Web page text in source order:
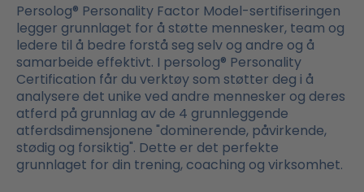
Persolog® Personality Factor Model-sertifiseringen
legger grunnlaget for å støtte mennesker, team og
ledere til å bedre forstå seg selv og andre og å
samarbeide effektivt. I persolog® Personality
Certification får du verktøy som støtter deg i å
analysere det unike ved andre mennesker og deres
atferd på grunnlag av de 4 grunnleggende
atferdsdimensjonene "dominerende, påvirkende,
stødig og forsiktig". Dette er det perfekte
grunnlaget for din trening, coaching og virksomhet.